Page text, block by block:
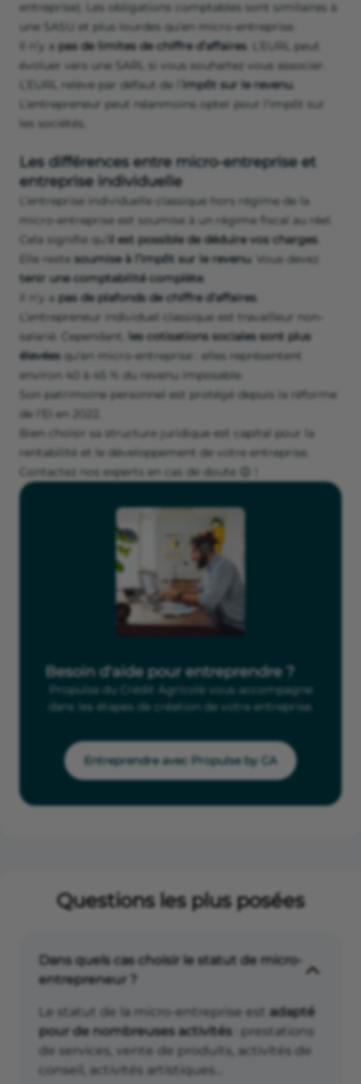
entreprise). Les obligations comptables sont similaires à
une SASU et plus lourdes qu’en micro-entreprise.
Il n’y a pas de limites de chiffre d’affaires. L’EURL peut
évoluer vers une SARL si vous souhaitez vous associer.
L’EURL relève par défaut de l’
impôt sur le revenu.
L’entrepreneur peut néanmoins opter pour l’impôt sur
les sociétés.
Les différences entre micro-entreprise et
entreprise individuelle
L’entreprise individuelle classique hors régime de la
micro-entreprise est soumise à un régime fiscal au réel.
Cela signifie qu’ il est possible de déduire vos charges.
Elle reste soumise à l’impôt sur le revenu. Vous devez
tenir une comptabilité complète.
Il n’y a pas de plafonds de chiffre d’affaires.
L’entrepreneur individuel classique est travailleur non-
salarié. Cependant,
les cotisations sociales sont plus
élevées qu’en micro-entreprise : elles représentent
environ 40 à 45 % du revenu imposable.
Son patrimoine personnel est protégé depuis la réforme
de l’EI en 2022.
Bien choisir sa structure juridique est capital pour la
rentabilité et le développement de votre entreprise.
Contactez nos experts en cas de doute 😉 !
Besoin d'aide pour entreprendre ?
Propulse du Crédit Agricole vous accompagne
dans les étapes de création de votre entreprise.
Entreprendre avec Propulse by CA
Questions les plus posées
Dans quels cas choisir le statut de micro-
entrepreneur ?
Le statut de la micro-entreprise est adapté
pour de nombreuses activités : prestations
de services, vente de produits, activités de
conseil, activités artistiques...